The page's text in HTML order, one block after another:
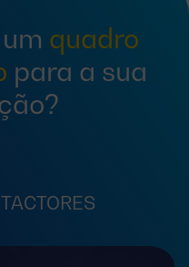
quadro
para a sua